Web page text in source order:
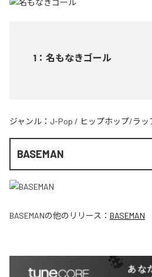
1 ： 名もなきゴール
ジャンル： J-Pop / ヒップホップ/ラッ
BASEMAN
BASEMANの他のリリース： BASEMAN